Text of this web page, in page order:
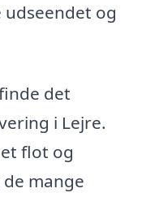
og
det
i Lejre.
flot og
mange